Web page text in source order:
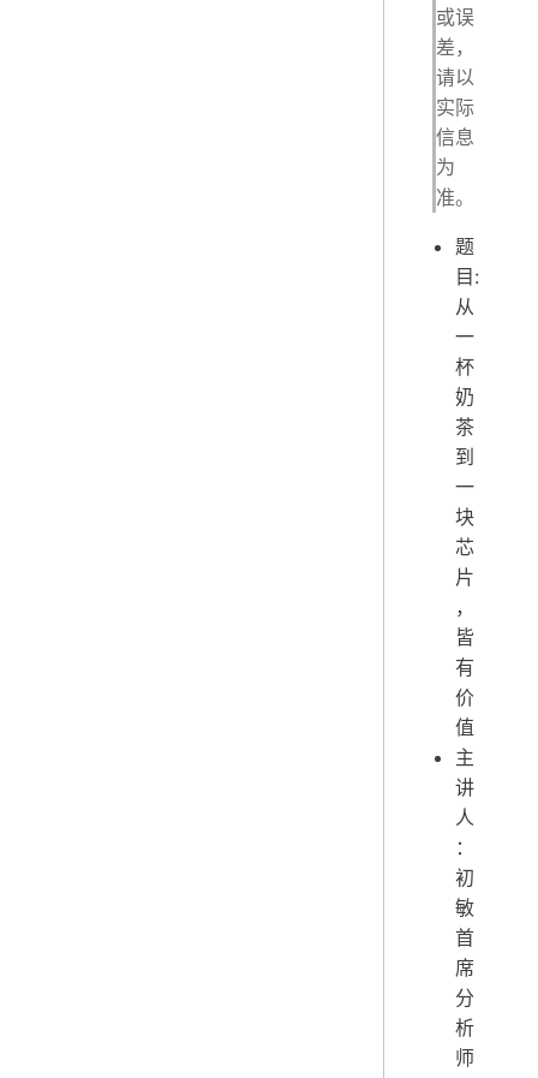
或误
差，
请以
实际
信息
为
准。
题
目:
从
一
杯
奶
茶
到
一
块
芯
片
，
皆
有
价
值
主
讲
人
：
初
敏
首
席
分
析
师